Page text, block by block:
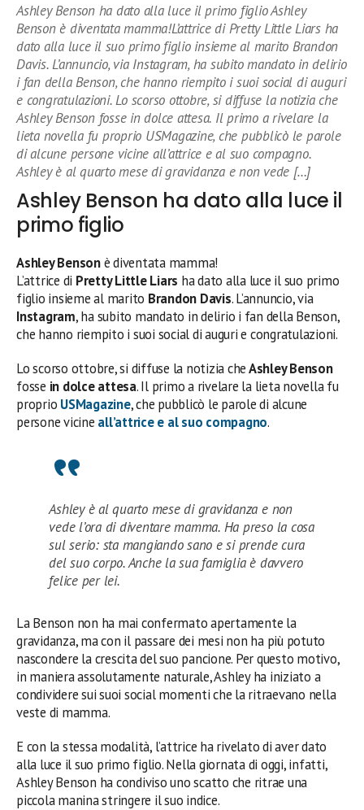
Ashley Benson ha dato alla luce il primo figlio Ashley
Benson è diventata mamma!L’attrice di Pretty Little Liars ha
dato alla luce il suo primo figlio insieme al marito Brandon
Davis. L’annuncio, via Instagram, ha subito mandato in delirio
i fan della Benson, che hanno riempito i suoi social di auguri
e congratulazioni. Lo scorso ottobre, si diffuse la notizia che
Ashley Benson fosse in dolce attesa. Il primo a rivelare la
lieta novella fu proprio USMagazine, che pubblicò le parole
di alcune persone vicine all’attrice e al suo compagno.
Ashley è al quarto mese di gravidanza e non vede […]
Ashley Benson ha dato alla luce il
primo figlio
Ashley Bensonè diventata mamma!
L’attrice di Pretty Little Liars ha dato alla luce il suo primo
figlio insieme al marito Brandon Davis. L’annuncio, via
Instagram, ha subito mandato in delirio i fan della Benson,
che hanno riempito i suoi social di auguri e congratulazioni.
Lo scorso ottobre, si diffuse la notizia cheAshley Benson
fosse in dolce attesa. Il primo a rivelare la lieta novella fu
proprio USMagazine, che pubblicò le parole di alcune
persone vicine all’attrice e al suo compagno.
Ashley è al quarto mese di gravidanza e non
vede l’ora di diventare mamma. Ha preso la cosa
sul serio: sta mangiando sano e si prende cura
del suo corpo. Anche la sua famiglia è davvero
felice per lei.
La Benson non ha mai confermato apertamente la
gravidanza, ma con il passare dei mesi non ha più potuto
nascondere la crescita del suo pancione. Per questo motivo,
in maniera assolutamente naturale, Ashley ha iniziato a
condividere sui suoi social momenti che la ritraevano nella
veste di mamma.
E con la stessa modalità, l’attrice ha rivelato di aver dato
alla luce il suo primo figlio. Nella giornata di oggi, infatti,
Ashley Benson ha condiviso uno scatto che ritrae una
piccola manina stringere il suo indice.